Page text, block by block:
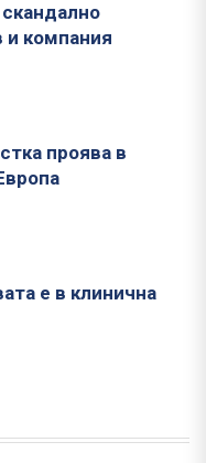
компания
проява в
е в клинична